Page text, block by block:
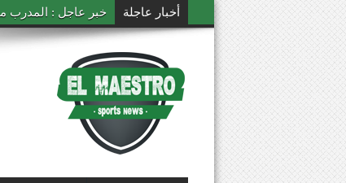
أخبار عاجلة خبر عاجل : المدرب